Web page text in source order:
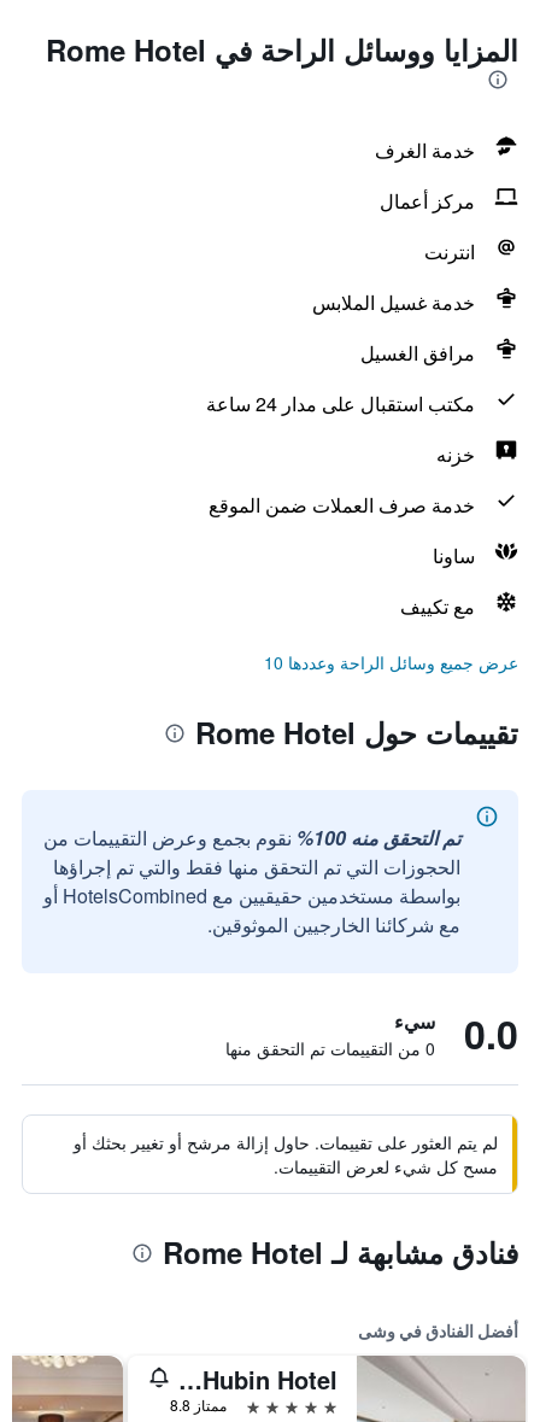
المزايا ووسائل الراحة في Rome Hotel
خدمة الغرف
مركز أعمال
انترنت
خدمة غسيل الملابس
مرافق الغسيل
مكتب استقبال على مدار 24 ساعة
خزنه
خدمة صرف العملات ضمن الموقع
ساونا
مع تكييف
عرض جميع وسائل الراحة وعددها 10
تقييمات حول Rome Hotel
تم التحقق منه 100%
نقوم بجمع وعرض التقييمات من
الحجوزات التي تم التحقق منها فقط والتي تم إجراؤها
بواسطة مستخدمين حقيقيين مع HotelsCombined أو
مع شركائنا الخارجيين الموثوقين.
0.0 سيء
0 من التقييمات تم التحقق منها
لم يتم العثور على تقييمات. حاول إزالة مرشح أو تغيير بحثك أو
مسح كل شيء لعرض التقييمات.
فنادق مشابهة لـ Rome Hotel
أفضل الفنادق في وشى
Juna Hubin Hotel
5 نجوم
ممتاز 8.8